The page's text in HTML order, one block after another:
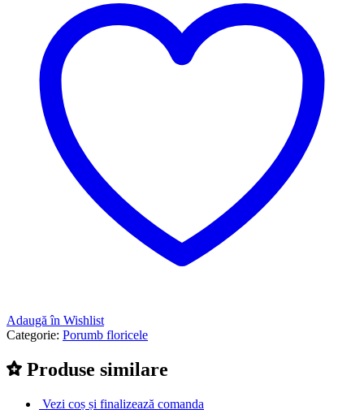
Adaugă în Wishlist
Categorie: Porumb floricele
Produse similare
Vezi coș și finalizează comanda